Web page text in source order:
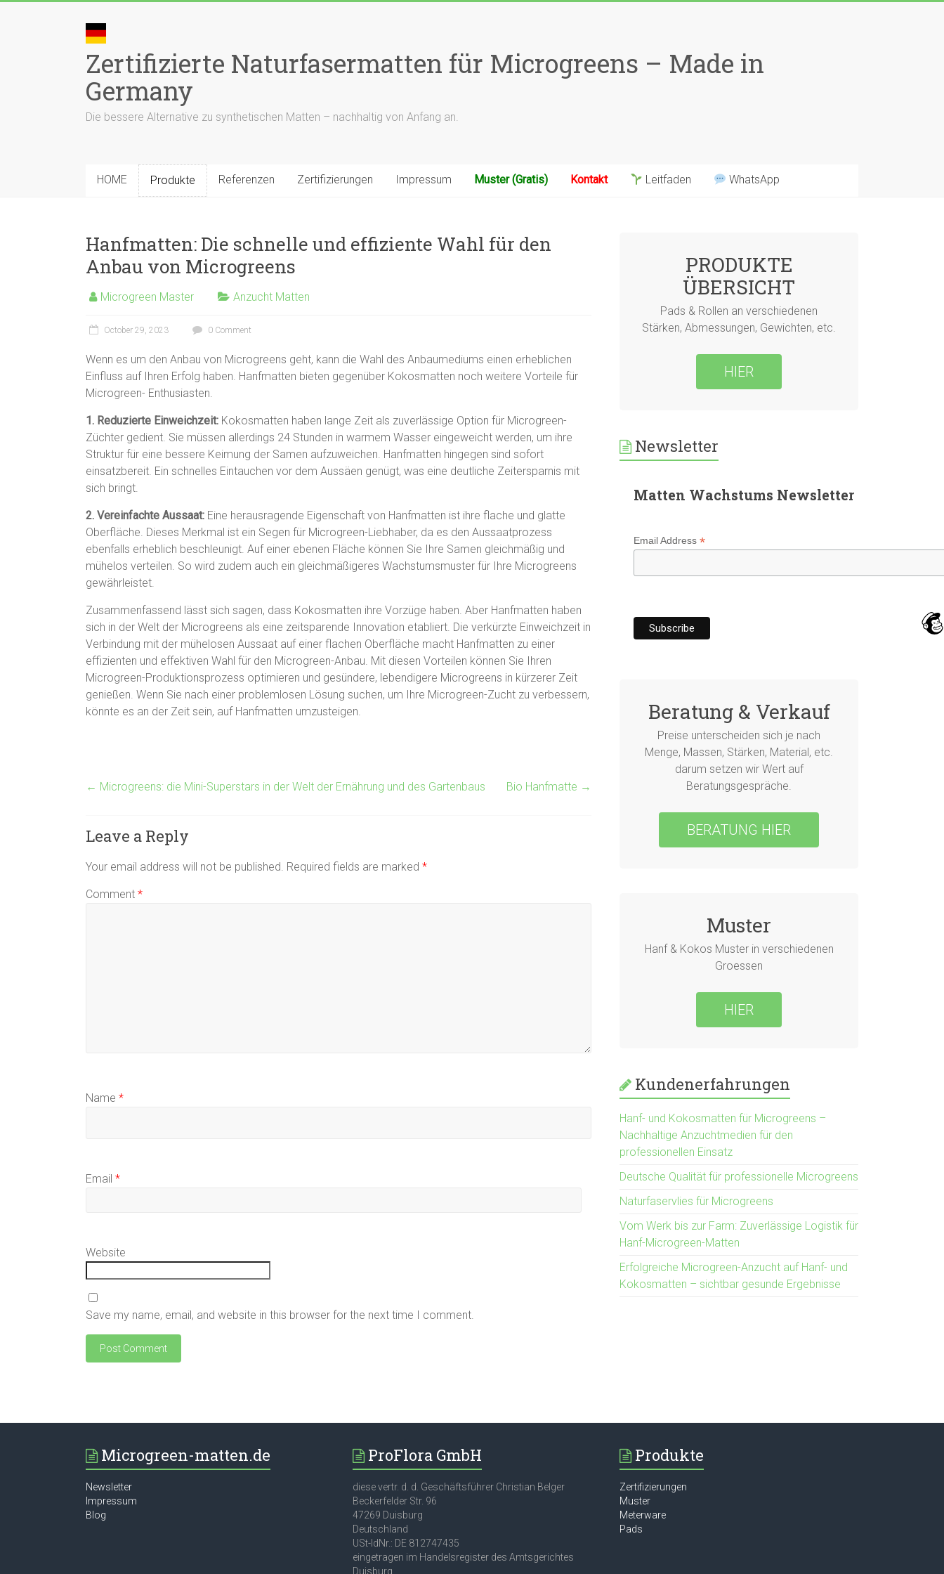
Zertifizierte Naturfasermatten für Microgreens – Made in
Germany
Die bessere Alternative zu synthetischen Matten – nachhaltig von Anfang an.
HOME Produkte Referenzen Zertifizierungen Impressum Muster (Gratis) Kontakt Leitfaden WhatsApp
Hanfmatten: Die schnelle und effiziente Wahl für den
Anbau von Microgreens
Microgreen Master Anzucht Matten
October 29, 2023 0 Comment
Wenn es um den Anbau von Microgreens geht, kann die Wahl des Anbaumediums einen erheblichen
Einfluss auf Ihren Erfolg haben. Hanfmatten bieten gegenüber Kokosmatten noch weitere Vorteile für
Microgreen- Enthusiasten.
1. Reduzierte Einweichzeit: Kokosmatten haben lange Zeit als zuverlässige Option für Microgreen-
Züchter gedient. Sie müssen allerdings 24 Stunden in warmem Wasser eingeweicht werden, um ihre
Struktur für eine bessere Keimung der Samen aufzuweichen. Hanfmatten hingegen sind sofort
einsatzbereit. Ein schnelles Eintauchen vor dem Aussäen genügt, was eine deutliche Zeitersparnis mit
sich bringt.
2. Vereinfachte Aussaat: Eine herausragende Eigenschaft von Hanfmatten ist ihre flache und glatte
Oberfläche. Dieses Merkmal ist ein Segen für Microgreen-Liebhaber, da es den Aussaatprozess
ebenfalls erheblich beschleunigt. Auf einer ebenen Fläche können Sie Ihre Samen gleichmäßig und
mühelos verteilen. So wird zudem auch ein gleichmäßigeres Wachstumsmuster für Ihre Microgreens
gewährleistet.
Zusammenfassend lässt sich sagen, dass Kokosmatten ihre Vorzüge haben. Aber Hanfmatten haben
sich in der Welt der Microgreens als eine zeitsparende Innovation etabliert. Die verkürzte Einweichzeit in
Verbindung mit der mühelosen Aussaat auf einer flachen Oberfläche macht Hanfmatten zu einer
effizienten und effektiven Wahl für den Microgreen-Anbau. Mit diesen Vorteilen können Sie Ihren
Microgreen-Produktionsprozess optimieren und gesündere, lebendigere Microgreens in kürzerer Zeit
genießen. Wenn Sie nach einer problemlosen Lösung suchen, um Ihre Microgreen-Zucht zu verbessern,
könnte es an der Zeit sein, auf Hanfmatten umzusteigen.
← Microgreens: die Mini-Superstars in der Welt der Ernährung und des Gartenbaus Bio Hanfmatte →
Leave a Reply
Your email address will not be published. Required fields are marked *
Comment *
Name *
Email *
Website
Save my name, email, and website in this browser for the next time I comment.
PRODUKTE
ÜBERSICHT
Pads & Rollen an verschiedenen
Stärken, Abmessungen, Gewichten, etc.
HIER
Newsletter
Matten Wachstums Newsletter
Email Address*
Beratung & Verkauf
Preise unterscheiden sich je nach
Menge, Massen, Stärken, Material, etc.
darum setzen wir Wert auf
Beratungsgespräche.
BERATUNG HIER
Muster
Hanf & Kokos Muster in verschiedenen
Groessen
HIER
Kundenerfahrungen
Hanf- und Kokosmatten für Microgreens –
Nachhaltige Anzuchtmedien für den
professionellen Einsatz
Deutsche Qualität für professionelle Microgreens
Naturfaservlies für Microgreens
Vom Werk bis zur Farm: Zuverlässige Logistik für
Hanf-Microgreen-Matten
Erfolgreiche Microgreen-Anzucht auf Hanf- und
Kokosmatten – sichtbar gesunde Ergebnisse
Microgreen-matten.de
Newsletter
Impressum
Blog
ProFlora GmbH
diese vertr. d. d. Geschäftsführer Christian Belger
Beckerfelder Str. 96
47269 Duisburg
Deutschland
USt-IdNr.: DE 812747435
eingetragen im Handelsregister des Amtsgerichtes
Duisburg
Produkte
Zertifizierungen
Muster
Meterware
Pads